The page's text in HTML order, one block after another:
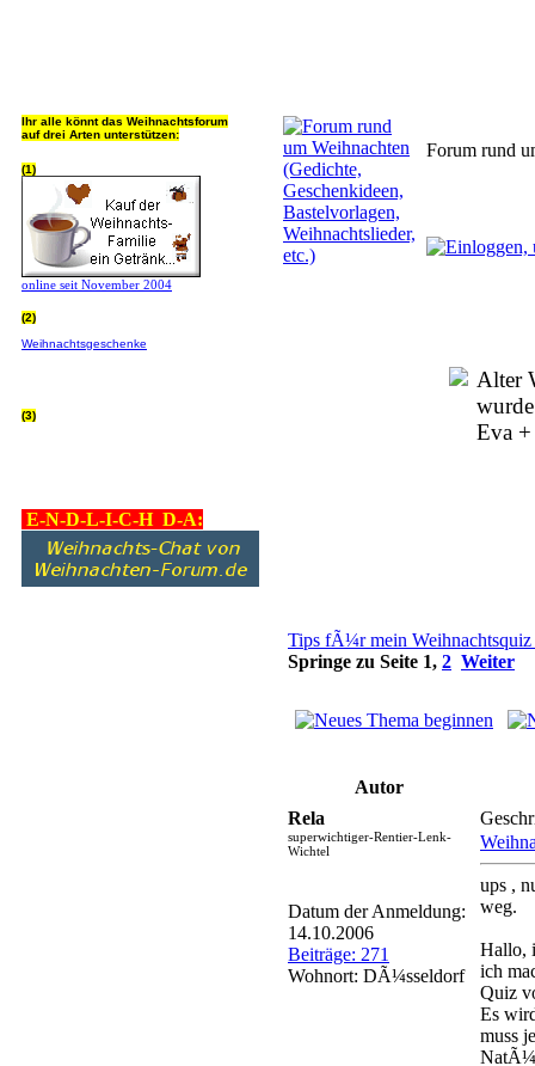
Ihr alle könnt das Weihnachtsforum
auf drei Arten unterstützen:
(1)
online seit November 2004
(2)
Weihnachtsgeschenke
(3)
E-N-D-L-I-C-H D-A:
Forum rund
Alter
Eva +
Tips fÃ¼r mein Weihnachtsquiz
Springe zu Seite 1, 2 Weiter
Autor
Rela
superwichtiger-Rentier-Lenk-
Wichtel
Datum der Anmeldung:
14.10.2006
Beiträge: 271
Wohnort: DÃ¼sseldorf
ups ,
weg.
Hallo,
ich
Quiz
Es
muss